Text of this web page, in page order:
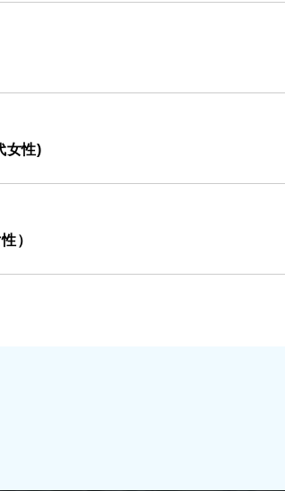
女性)
）